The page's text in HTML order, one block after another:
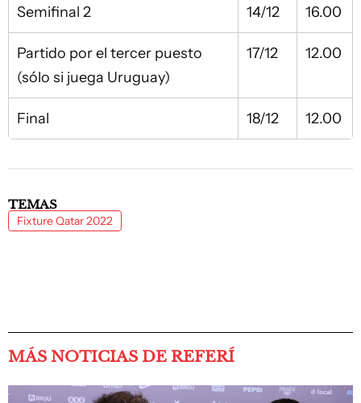
Semifinal 2 14/12 16.00
Partido por el tercer puesto
(sólo si juega Uruguay)
17/12 12.00
Final 18/12 12.00
TEMAS
Fixture Qatar 2022
MÁS NOTICIAS DE REFERÍ